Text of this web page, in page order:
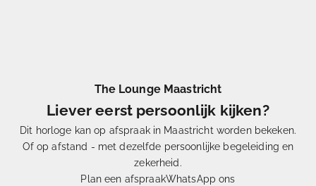
The Lounge Maastricht
Liever eerst persoonlijk kijken?
Dit horloge kan op afspraak in Maastricht worden bekeken.
Of op afstand - met dezelfde persoonlijke begeleiding en
zekerheid.
Plan een afspraakWhatsApp ons
Eénuit Duizenden
selecterenwij onze horloges